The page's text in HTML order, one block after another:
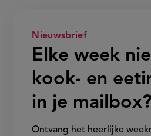
Nieuwsbrief
Elke week
kook- en
in je mailbox?
Ontvang het heerlijke